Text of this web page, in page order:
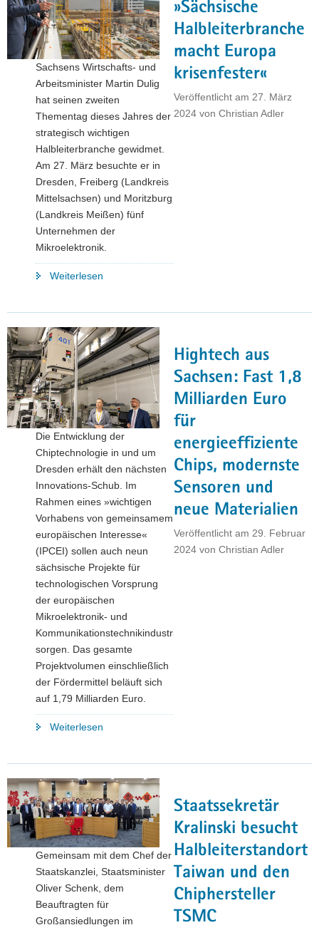
die
Großansiedlungen
Sachsens
Mittelstand
fordern
und
fördern"
»Sächsische
Halbleiterbranche
macht Europa
krisenfester«
Veröffentlicht am 27. März
2024 von Christian Adler
Sachsens Wirtschafts- und
Arbeitsminister Martin Dulig
hat seinen zweiten
Thementag dieses Jahres der
strategisch wichtigen
Halbleiterbranche gewidmet.
Am 27. März besuchte er in
Dresden, Freiberg (Landkreis
Mittelsachsen) und Moritzburg
(Landkreis Meißen) fünf
Unternehmen der
Mikroelektronik.
Weiterlesen
macht
Europa
krisenfester«"
Hightech aus
Sachsen: Fast 1,8
Milliarden Euro
für
energieeffiziente
Chips, modernste
Sensoren und
neue Materialien
Veröffentlicht am 29. Februar
2024 von Christian Adler
Die Entwicklung der
Chiptechnologie in und um
Dresden erhält den nächsten
Innovations-Schub. Im
Rahmen eines »wichtigen
Vorhabens von gemeinsamem
europäischen Interesse«
(IPCEI) sollen auch neun
sächsische Projekte für
technologischen Vorsprung
der europäischen
Mikroelektronik- und
Kommunikationstechnikindustrie
sorgen. Das gesamte
Projektvolumen einschließlich
der Fördermittel beläuft sich
auf 1,79 Milliarden Euro.
Weiterlesen
Fast
1,8
Milliarden
Euro
für
energieeffiziente
Chips,
modernste
Sensoren
und
Staatssekretär
Kralinski besucht
Halbleiterstandort
Taiwan und den
Chiphersteller
TSMC
Gemeinsam mit dem Chef der
Staatskanzlei, Staatsminister
Oliver Schenk, dem
Beauftragten für
Großansiedlungen im